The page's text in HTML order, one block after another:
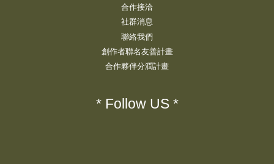
合作接洽
社群消息
聯絡我們
創作者聯名友善計畫
合作夥伴分潤計畫
* Follow US *